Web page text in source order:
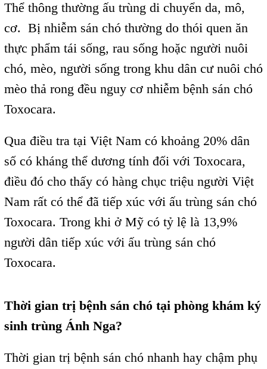
Thể thông thường ấu trùng di chuyển da, mô,
cơ. Bị nhiễm sán chó thường do thói quen ăn
thực phẩm tái sống, rau sống hoặc người nuôi
chó, mèo, người sống trong khu dân cư nuôi chó
mèo thả rong đều nguy cơ nhiễm bệnh sán chó
Toxocara.
Qua điều tra tại Việt Nam có khoảng 20% dân
số có kháng thể dương tính đối với Toxocara,
điều đó cho thấy có hàng chục triệu người Việt
Nam rất có thể đã tiếp xúc với ấu trùng sán chó
Toxocara. Trong khi ở Mỹ có tỷ lệ là 13,9%
người dân tiếp xúc với ấu trùng sán chó
Toxocara.
Thời gian trị bệnh sán chó tại phòng khám ký
sinh trùng Ánh Nga?
Thời gian trị bệnh sán chó nhanh hay chậm phụ